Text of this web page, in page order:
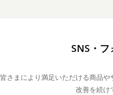
SNS・
皆さまにより満足いただける商品
改善を続け